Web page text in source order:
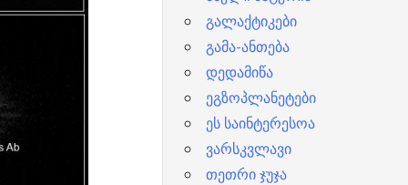
გალაქტიკები
გამა-ანთება
დედამიწა
ეგზოპლანეტები
ეს საინტერესოა
ვარსკვლავი
თეთრი ჯუჯა